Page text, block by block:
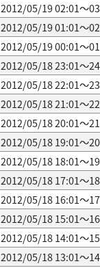
2012/05/19 02:01～
2012/05/19 01:01～
2012/05/19 00:01～
2012/05/18 23:01～
2012/05/18 22:01～
2012/05/18 21:01～
2012/05/18 20:01～
2012/05/18 19:01～
2012/05/18 18:01～
2012/05/18 17:01～
2012/05/18 16:01～
2012/05/18 15:01～
2012/05/18 14:01～
2012/05/18 13:01～